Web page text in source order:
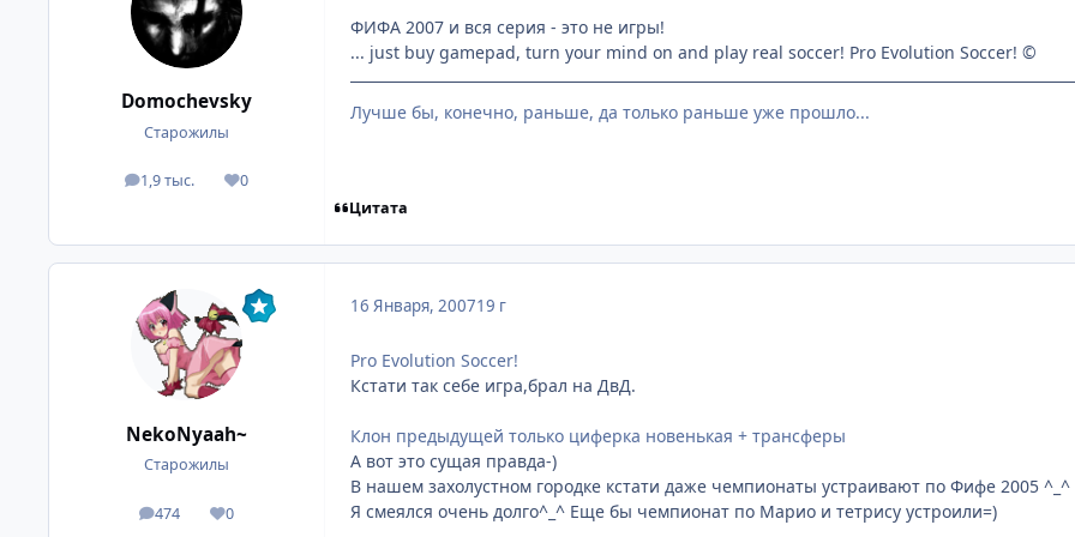
Domochevsky
Старожилы
1,9 тыс.
посты 0
Репутация
ФИФА 2007 и вся серия - это не игры!
... just buy gamepad, turn your mind on and play real soccer! Pro Evolution Soccer! ©
Лучше бы, конечно, раньше, да только раньше уже прошло...
Цитата
NekoNyaah~
Старожилы
474
посты 0
Репутация
16 Января, 200719 г
Pro Evolution Soccer!
Кстати так себе игра,брал на ДвД.
Клон предыдущей только циферка новенькая + трансферы
А вот это сущая правда-)
В нашем захолустном городке кстати даже чемпионаты устраивают по Фифе 2005 ^_^
Я смеялся очень долго^_^ Еще бы чемпионат по Марио и тетрису устроили=)